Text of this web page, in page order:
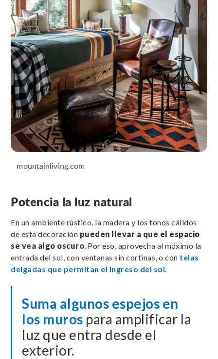
mountainliving.com
Potencia la luz natural
En un ambiente rústico, la madera y los tonos cálidos
de esta decoración pueden llevar a que el espacio
se vea algo oscuro. Por eso, aprovecha al máximo la
entrada del sol, con ventanas sin cortinas, o con telas
delgadas que permitan el ingreso del sol.
Suma algunos espejos en
los muros para amplificar la
luz que entra desde el
exterior.